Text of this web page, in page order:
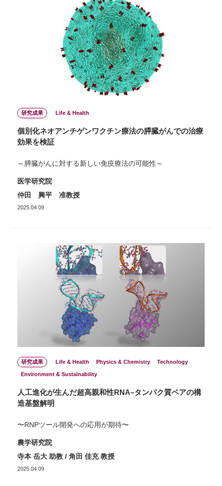
研究成果 Life & Health
個別化ネオアンチゲンワクチン療法の膵臓がんでの治療
効果を検証
～膵臓がんに対する新しい免疫療法の可能性～
医学研究院
仲田 興平 准教授
2025.04.09
研究成果 Life & Health Physics & Chemistry Technology
Environment & Sustainability
人工進化が生んだ超高親和性RNA–タンパク質ペアの構
造基盤解明
〜RNPツール開発への応用が期待〜
農学研究院
寺本 岳大 助教 / 角田 佳充 教授
2025.04.09